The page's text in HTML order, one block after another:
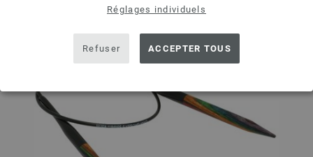
Réglages individuels
Refuser ACCEPTER TOUS